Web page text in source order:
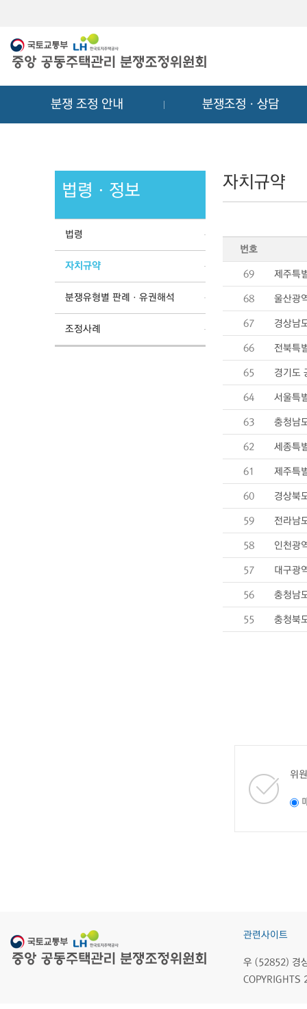
분쟁 조정 안내 분쟁조정ㆍ상담
법령ㆍ정보
법령
자치규약
분쟁유형별 판례ㆍ유권해석
조정사례
자치규약
번호
69 제주특
68 울산광
67 경상남
66 전북특
65 경기도
64 서울특
63 충청남
62 세종특
61 제주특
60 경상북
59 전라남
58 인천광
57 대구광
56 충청남
55 충청북
위
관련사이트
우 (52852) 경
COPYRIGHTS